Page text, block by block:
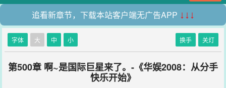
追看新章节，下载本站客户端无广告APP ↓↓↓
字体 大 中 小 换手 关灯
第500章 啊~是国际巨星来了。-《华娱2008：从分手
快乐开始》